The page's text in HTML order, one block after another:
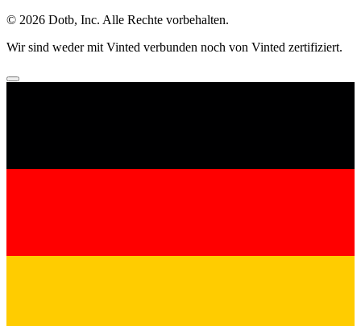
© 2026 Dotb, Inc. Alle Rechte vorbehalten.
Wir sind weder mit Vinted verbunden noch von Vinted zertifiziert.